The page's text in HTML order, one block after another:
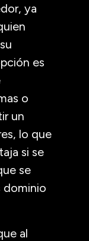
ya
es
o
un
lo que
si se
se
dominio
al